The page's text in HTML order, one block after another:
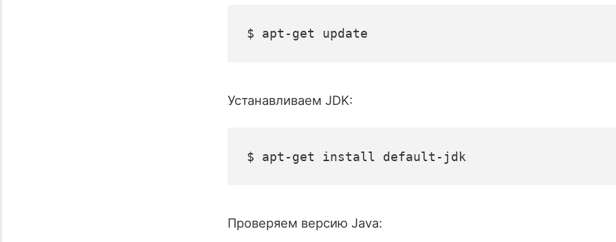
$ apt-get update
Устанавливаем JDK:
$ apt-get install default-jdk
Проверяем версию Java: